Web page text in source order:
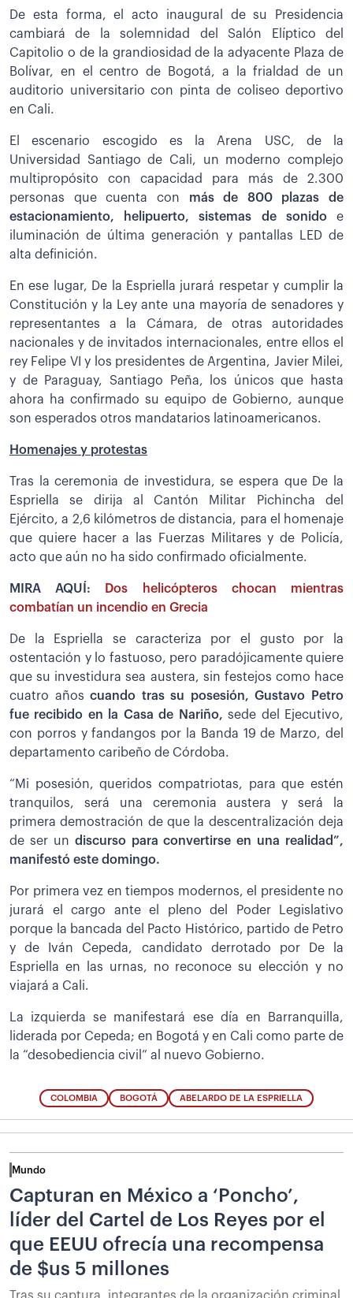
De esta forma, el acto inaugural de su Presidencia
cambiará de la solemnidad del Salón Elíptico del
Capitolio o de la grandiosidad de la adyacente Plaza de
Bolívar, en el centro de Bogotá, a la frialdad de un
auditorio universitario con pinta de coliseo deportivo
en Cali.
El escenario escogido es la Arena USC, de la
Universidad Santiago de Cali, un moderno complejo
multipropósito con capacidad para más de 2.300
personas que cuenta con más de 800 plazas de
estacionamiento, helipuerto, sistemas de sonidoe
iluminación de última generación y pantallas LED de
alta definición.
En ese lugar, De la Espriella jurará respetar y cumplir la
Constitución y la Ley ante una mayoría de senadores y
representantes a la Cámara, de otras autoridades
nacionales y de invitados internacionales, entre ellos el
rey Felipe VI y los presidentes de Argentina, Javier Milei,
y de Paraguay, Santiago Peña, los únicos que hasta
ahora ha confirmado su equipo de Gobierno, aunque
son esperados otros mandatarios latinoamericanos.
Homenajes y protestas
Tras la ceremonia de investidura, se espera que De la
Espriella se dirija al Cantón Militar Pichincha del
Ejército, a 2,6 kilómetros de distancia, para el homenaje
que quiere hacer a las Fuerzas Militares y de Policía,
acto que aún no ha sido confirmado oficialmente.
MIRA AQUÍ:
Dos helicópteros chocan mientras
combatían un incendio en Grecia
De la Espriella se caracteriza por el gusto por la
ostentación y lo fastuoso, pero paradójicamente quiere
que su investidura sea austera, sin festejos como hace
cuatro añoscuando tras su posesión, Gustavo Petro
fue recibido en la Casa de Nariño, sede del Ejecutivo,
con porros y fandangos por la Banda 19 de Marzo, del
departamento caribeño de Córdoba.
“Mi posesión, queridos compatriotas, para que estén
tranquilos, será una ceremonia austera y será la
primera demostración de que la descentralización deja
de ser un discurso para convertirse en una realidad”,
manifestó este domingo.
Por primera vez en tiempos modernos, el presidente no
jurará el cargo ante el pleno del Poder Legislativo
porque la bancada del Pacto Histórico, partido de Petro
y de Iván Cepeda, candidato derrotado por De la
Espriella en las urnas, no reconoce su elección y no
viajará a Cali.
La izquierda se manifestará ese día en Barranquilla,
liderada por Cepeda; en Bogotá y en Cali como parte de
la “desobediencia civil” al nuevo Gobierno.
COLOMBIA BOGOTÁ ABELARDO DE LA ESPRIELLA
Mundo
Capturan en México a ‘Poncho’,
líder del Cartel de Los Reyes por el
que EEUU ofrecía una recompensa
de $us 5 millones